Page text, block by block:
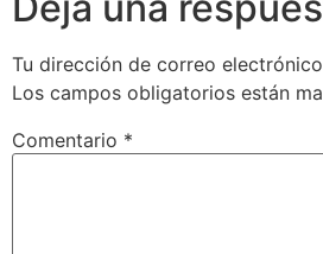
Tu dirección de correo
Los campos obligatorios están
Comentario *